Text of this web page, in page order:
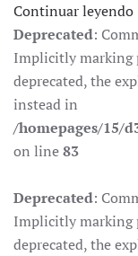
Continuar leyendo
Deprecated:
Implicitly marking
deprecated, the
instead in
/homepages/15/
on line83
Deprecated:
Implicitly marking
deprecated, the